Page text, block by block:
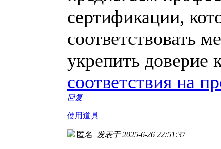
сертификации,
соответствовать
укрепить доверие
соответствия на
回复
使用道具
匿名 发表于 2025-6-26 22:51:37